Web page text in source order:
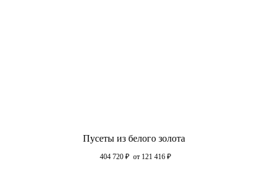
Пусеты из белого золота
404 720 ₽ от 121 416 ₽